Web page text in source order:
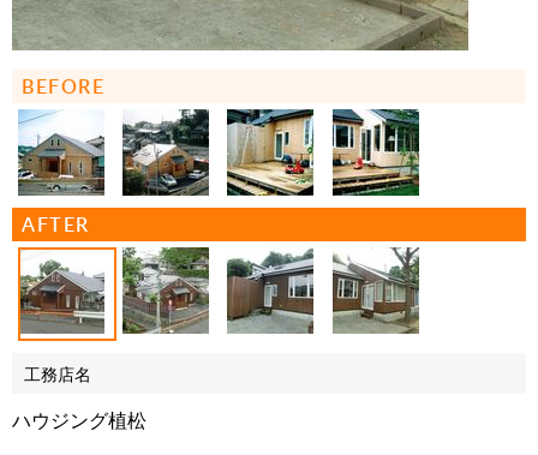
BEFORE
AFTER
工務店名
ハウジング植松